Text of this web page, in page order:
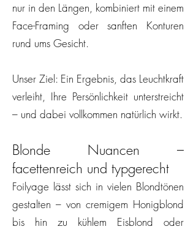
nur in den Längen, kombiniert mit einem
Face-Framing oder sanften Konturen
rund ums Gesicht.
Unser Ziel: Ein Ergebnis, das Leuchtkraft
verleiht, Ihre Persönlichkeit unterstreicht
– und dabei vollkommen natürlich wirkt.
Blonde Nuancen –
facettenreich und typgerecht
Foilyage lässt sich in vielen Blondtönen
gestalten – von cremigem Honigblond
bis hin zu kühlem Eisblond oder